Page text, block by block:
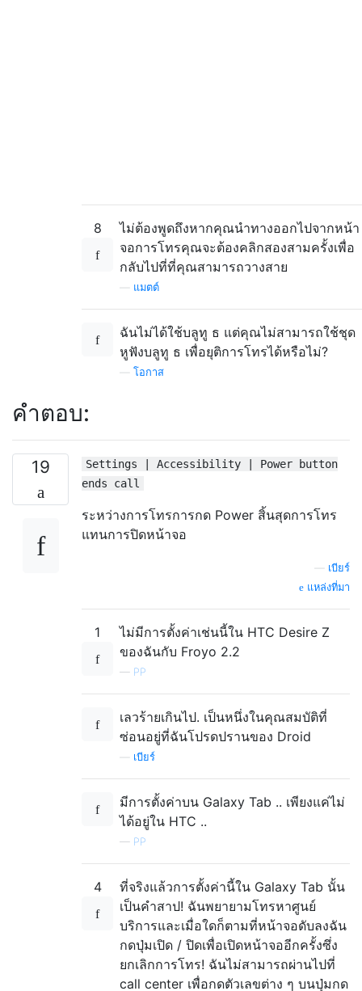
8
ไม่ต้องพูดถึงหากคุณนำทางออกไปจากหน้า
จอการโทรคุณจะต้องคลิกสองสามครั้งเพื่อ
กลับไปที่ที่คุณสามารถวางสาย
แมตต์
ฉันไม่ได้ใช้บลูทู ธ แต่คุณไม่สามารถใช้ชุด
หูฟังบลูทู ธ เพื่อยุติการโทรได้หรือไม่?
โอกาส
คำตอบ:
19
Settings | Accessibility | Power button
ends call
ระหว่างการโทรการกด Power สิ้นสุดการโทร
แทนการปิดหน้าจอ
เบียร์
แหล่งที่มา
1
ไม่มีการตั้งค่าเช่นนี้ใน HTC Desire Z
ของฉันกับ Froyo 2.2
— PP
เลวร้ายเกินไป. เป็นหนึ่งในคุณสมบัติที่
ซ่อนอยู่ที่ฉันโปรดปรานของ Droid
เบียร์
มีการตั้งค่าบน Galaxy Tab .. เพียงแค่ไม่
ได้อยู่ใน HTC ..
— PP
4
ที่จริงแล้วการตั้งค่านี้ใน Galaxy Tab นั้น
เป็นคำสาป! ฉันพยายามโทรหาศูนย์
บริการและเมื่อใดก็ตามที่หน้าจอดับลงฉัน
กดปุ่มเปิด / ปิดเพื่อเปิดหน้าจออีกครั้งซึ่ง
ยกเลิกการโทร! ฉันไม่สามารถผ่านไปที่
call center เพื่อกดตัวเลขต่าง ๆ บนปุ่มกด